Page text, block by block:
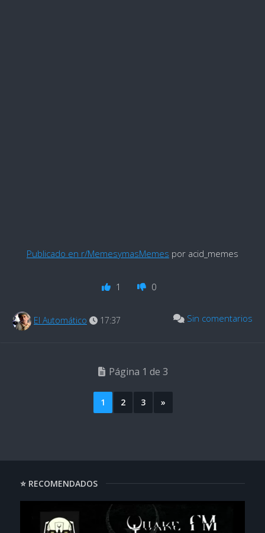
Publicado en r/MemesymasMemes por acid_memes
1 0
El Automático 17:37 Sin comentarios
Página 1 de 3
1 2 3 »
⭐ RECOMENDADOS